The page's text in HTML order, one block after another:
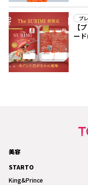
プ
【
ー
美容
STARTO
King&Prince